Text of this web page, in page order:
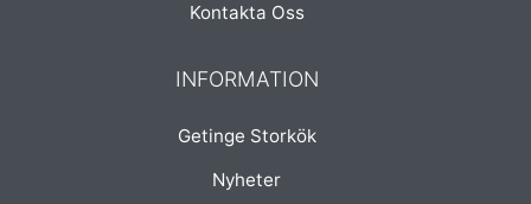
Kontakta Oss
INFORMATION
Getinge Storkök
Nyheter